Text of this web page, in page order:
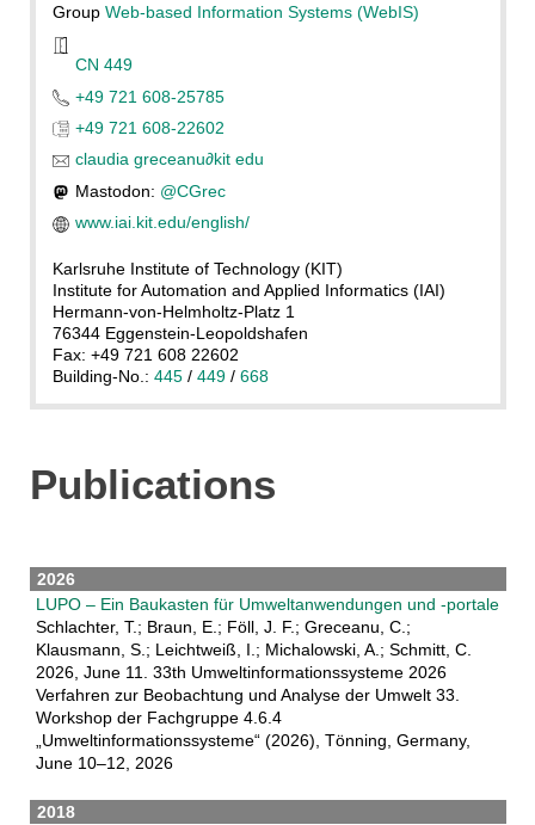
Group Web-based Information Systems (WebIS)
CN 449
+49 721 608-25785
+49 721 608-22602
claudia greceanu∂kit edu
Mastodon: @CGrec
www.iai.kit.edu/english/
Karlsruhe Institute of Technology (KIT)
Institute for Automation and Applied Informatics (IAI)
Hermann-von-Helmholtz-Platz 1
76344 Eggenstein-Leopoldshafen
Fax: +49 721 608 22602
Building-No.: 445/ 449/ 668
Publications
2026
LUPO – Ein Baukasten für Umweltanwendungen und -portale
Schlachter, T.; Braun, E.; Föll, J. F.; Greceanu, C.;
Klausmann, S.; Leichtweiß, I.; Michalowski, A.; Schmitt, C.
2026, June 11. 33th Umweltinformationssysteme 2026
Verfahren zur Beobachtung und Analyse der Umwelt 33.
Workshop der Fachgruppe 4.6.4
„Umweltinformationssysteme“ (2026), Tönning, Germany,
June 10–12, 2026
2018